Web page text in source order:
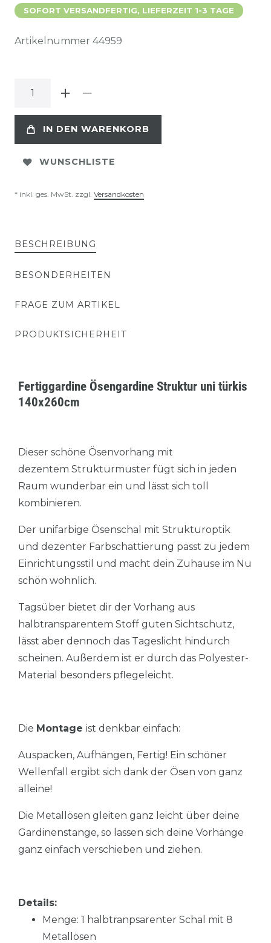
SOFORT VERSANDFERTIG, LIEFERZEIT 1-3 TAGE
Artikelnummer 44959
IN DEN WARENKORB
WUNSCHLISTE
* inkl. ges. MwSt. zzgl. Versandkosten
BESCHREIBUNG
BESONDERHEITEN
FRAGE ZUM ARTIKEL
PRODUKTSICHERHEIT
Fertiggardine Ösengardine Struktur uni türkis
140x260cm
Dieser schöne Ösenvorhang mit
dezentem Strukturmuster fügt sich in jeden
Raum wunderbar ein und lässt sich toll
kombinieren.
Der unifarbige Ösenschal mit Strukturoptik
und dezenter Farbschattierung passt zu jedem
Einrichtungsstil und macht dein Zuhause im Nu
schön wohnlich.
Tagsüber bietet dir der Vorhang aus
halbtransparentem Stoff guten Sichtschutz,
lässt aber dennoch das Tageslicht hindurch
scheinen. Außerdem ist er durch das Polyester-
Material besonders pflegeleicht.
Die Montage ist denkbar einfach:
Auspacken, Aufhängen, Fertig! Ein schöner
Wellenfall ergibt sich dank der Ösen von ganz
alleine!
Die Metallösen gleiten ganz leicht über deine
Gardinenstange, so lassen sich deine Vorhänge
ganz einfach verschieben und ziehen.
Details:
Menge: 1 halbtranpsarenter Schal mit 8
Metallösen